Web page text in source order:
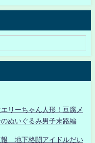
リーちゃん人形！豆腐メ
ぬいぐるみ男子末路編
地下格闘アイドルだい